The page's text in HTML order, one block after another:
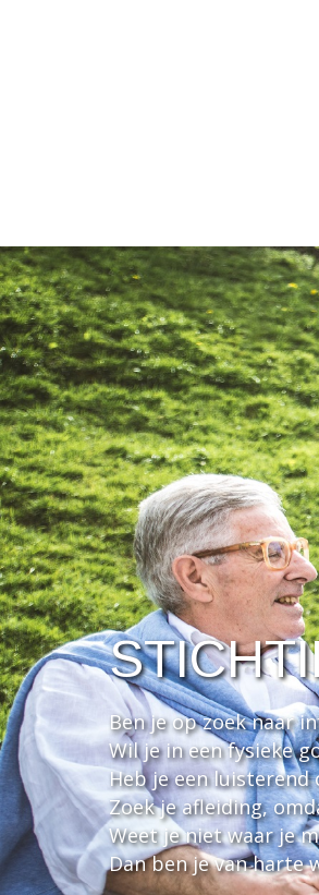
Ben je op zoek naar
Wil je in een fysieke
Heb je een luisterend
Zoek je afleiding,
Weet je niet waar je
Dan ben je van harte